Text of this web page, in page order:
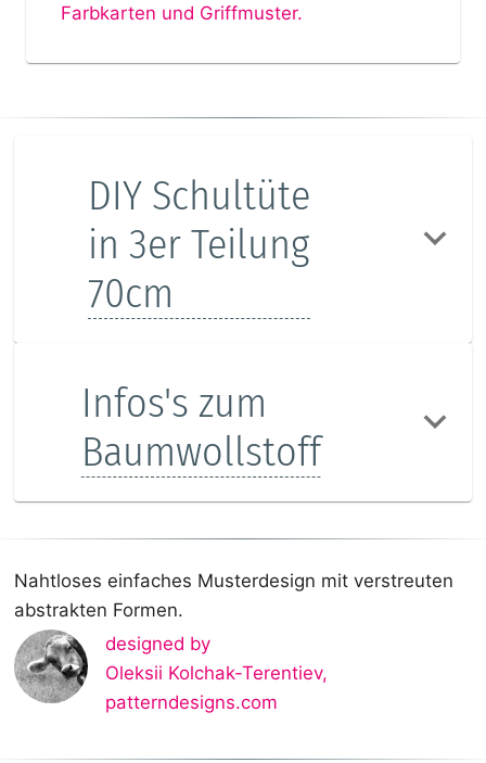
Farbkarten und Griffmuster.
DIY Schultüte
in 3er Teilung
70cm
Infos's zum
Baumwollstoff
Nahtloses einfaches Musterdesign mit verstreuten
abstrakten Formen.
designed by
Oleksii Kolchak-Terentiev,
patterndesigns.com